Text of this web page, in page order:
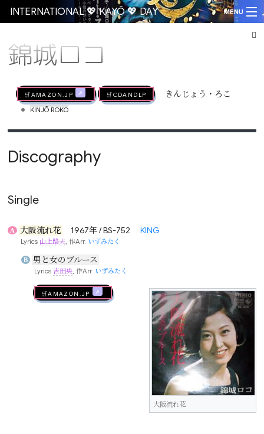
INTERNATIONAL 💖 KAYŌ 💖 DAY MENU
錦城ロコ
🛒AMAZON.jp 🛒CDandLP きんじょう・ろこ
• KINJŌ ROKO
Discography
Single
A 大阪流れ花 1967年 / BS-752 KING
Lyrics 山上路夫, 作Arr. いずみたく
B 男と女のブルース
Lyrics 吉田央, 作Arr. いずみたく
大阪流れ花
🛒AMAZON.jp